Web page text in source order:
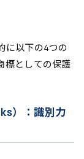
に以下の4つの
標としての保護
）：識別力